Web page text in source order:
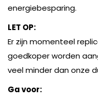
energiebesparing.
LET OP:
Er zijn momenteel
goedkoper worden
veel minder dan onze
Ga voor: